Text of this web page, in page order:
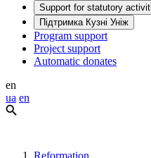
Support for statutory
Підтримка Кузні Уніж
Program support
Project support
Automatic donates
en
ua en
Reformation